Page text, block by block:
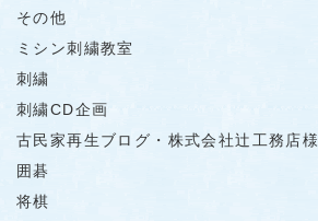
その他
ミシン刺繍教室
刺繍
刺繍CD企画
古民家再生ブログ・株式会社辻工務店様
囲碁
将棋